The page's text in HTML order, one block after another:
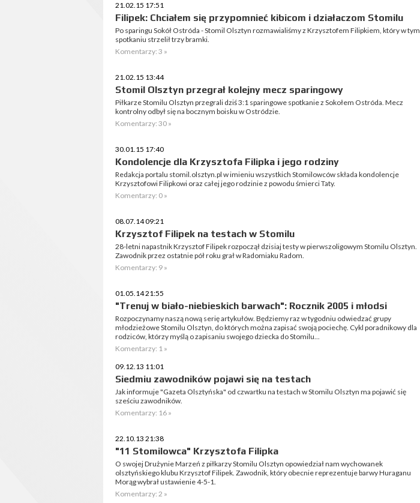
21.02.15 17:51
Filipek: Chciałem się przypomnieć kibicom i działaczom Stomilu
Po sparingu Sokół Ostróda - Stomil Olsztyn rozmawialiśmy z Krzysztofem Filipkiem, który w tym
spotkaniu strzelił trzy bramki.
Komentarzy: 3 »
21.02.15 13:44
Stomil Olsztyn przegrał kolejny mecz sparingowy
Piłkarze Stomilu Olsztyn przegrali dziś 3:1 sparingowe spotkanie z Sokołem Ostróda. Mecz
kontrolny odbył się na bocznym boisku w Ostródzie.
Komentarzy: 30 »
30.01.15 17:40
Kondolencje dla Krzysztofa Filipka i jego rodziny
Redakcja portalu stomil.olsztyn.pl w imieniu wszystkich Stomilowców składa kondolencje
Krzysztofowi Filipkowi oraz całej jego rodzinie z powodu śmierci Taty.
Komentarzy: 0 »
08.07.14 09:21
Krzysztof Filipek na testach w Stomilu
28-letni napastnik Krzysztof Filipek rozpoczął dzisiaj testy w pierwszoligowym Stomilu Olsztyn.
Zawodnik przez ostatnie pół roku grał w Radomiaku Radom.
Komentarzy: 9 »
01.05.14 21:55
"Trenuj w biało-niebieskich barwach": Rocznik 2005 i młodsi
Rozpoczynamy naszą nową serię artykułów. Będziemy raz w tygodniu odwiedzać grupy
młodzieżowe Stomilu Olsztyn, do których można zapisać swoją pociechę. Cykl poradnikowy dla
rodziców, którzy myślą o zapisaniu swojego dziecka do Stomilu...
Komentarzy: 1 »
09.12.13 11:01
Siedmiu zawodników pojawi się na testach
Jak informuje "Gazeta Olsztyńska" od czwartku na testach w Stomilu Olsztyn ma pojawić się
sześciu zawodników.
Komentarzy: 16 »
22.10.13 21:38
"11 Stomilowca" Krzysztofa Filipka
O swojej Drużynie Marzeń z piłkarzy Stomilu Olsztyn opowiedział nam wychowanek
olsztyńskiego klubu Krzysztof Filipek. Zawodnik, który obecnie reprezentuje barwy Huraganu
Morąg wybrał ustawienie 4-5-1.
Komentarzy: 2 »